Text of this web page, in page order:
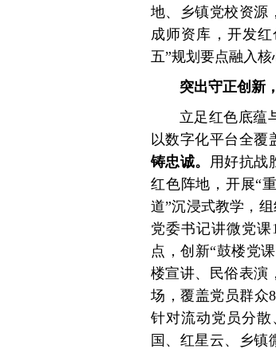
地、乡镇党校资源
成师资库，开发
五”规划要点融入核
突出守正创新
立足红色底蕴
以数字化平台全覆
铸忠诚。 用好抗战
红色阵地，开展“
道”沉浸式教学，
党委书记讲微党课
点，创新“鼓楼党
楼宣讲、民俗表演
场，覆盖党员群众
针对流动党员分
国、红星云、乡镇